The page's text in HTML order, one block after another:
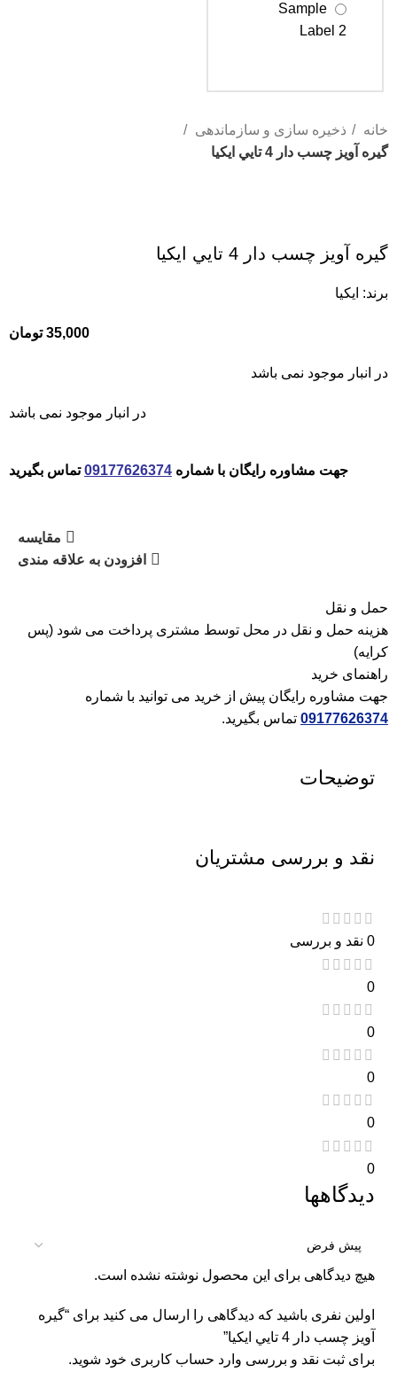
Sample
Label 2
خانه
ذخیره سازی و سازماندهی
گيره آويز چسب دار 4 تايي ايكيا
گيره آويز چسب دار 4 تايي ايكيا
برند: ایکیا
35,000 تومان
در انبار موجود نمی باشد
در انبار موجود نمی باشد
جهت مشاوره رایگان با شماره 09177626374تماس بگیرید
مقایسه
افزودن به علاقه مندی
حمل و نقل
هزینه حمل و نقل در محل توسط مشتری پرداخت می شود (پس
کرایه)
راهنمای خرید
جهت مشاوره رایگان پیش از خرید می توانید با شماره
09177626374 تماس بگیرید.
توضیحات
نقد و بررسی مشتریان
0 نقد و بررسی
0
0
0
0
0
دیدگاهها
هیچ دیدگاهی برای این محصول نوشته نشده است.
اولین نفری باشید که دیدگاهی را ارسال می کنید برای “گيره
آويز چسب دار 4 تايي ايكيا”
برای ثبت نقد و بررسی وارد حساب کاربری خود شوید.